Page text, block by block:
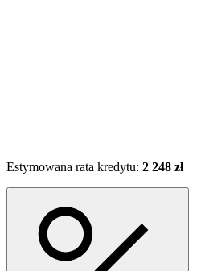
Estymowana rata kredytu: 2 248 zł